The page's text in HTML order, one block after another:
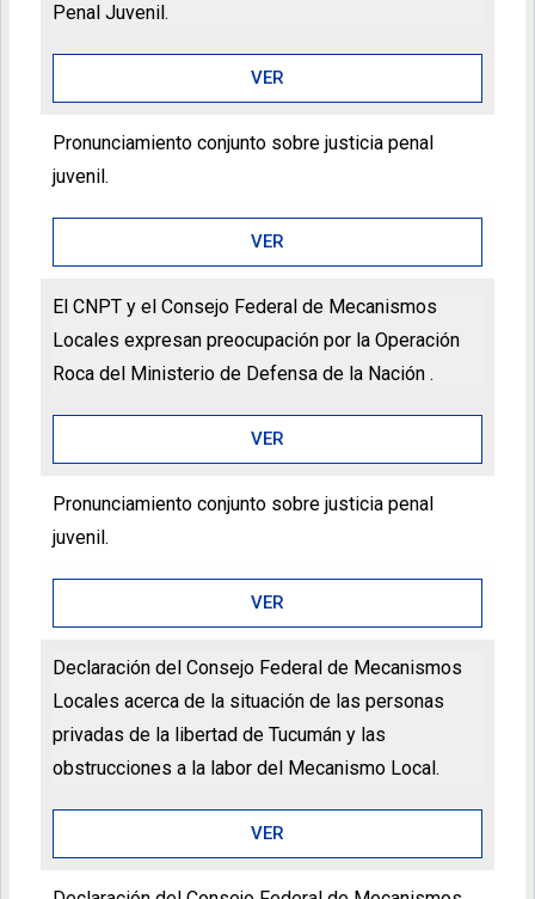
Penal Juvenil.
VER
Pronunciamiento conjunto sobre justicia penal
juvenil.
VER
El CNPT y el Consejo Federal de Mecanismos
Locales expresan preocupación por la Operación
Roca del Ministerio de Defensa de la Nación .
VER
Pronunciamiento conjunto sobre justicia penal
juvenil.
VER
Declaración del Consejo Federal de Mecanismos
Locales acerca de la situación de las personas
privadas de la libertad de Tucumán y las
obstrucciones a la labor del Mecanismo Local.
VER